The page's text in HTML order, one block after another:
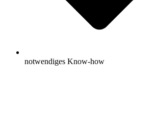
notwendiges Know-how